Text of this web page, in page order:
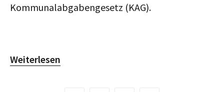
Kommunalabgabengesetz (KAG).
Weiterlesen